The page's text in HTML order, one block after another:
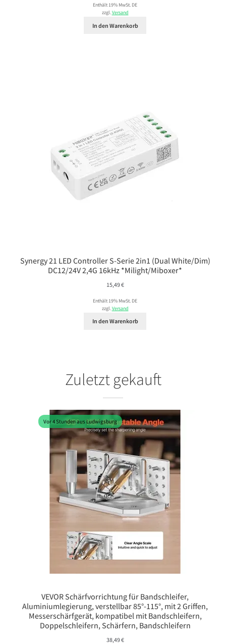
Enthält 19% MwSt. DE
zzgl.Versand
In den Warenkorb
Synergy 21 LED Controller S-Serie 2in1 (Dual White/Dim)
DC12/24V 2,4G 16kHz *Milight/Miboxer*
15,49€
Enthält 19% MwSt. DE
zzgl.Versand
In den Warenkorb
Zuletzt gekauft
Vor 4 Stunden aus Ludwigsburg
VEVOR Schärfvorrichtung für Bandschleifer,
Aluminiumlegierung, verstellbar 85°-115°, mit 2 Griffen,
Messerschärfgerät, kompatibel mit Bandschleifern,
Doppelschleifern, Schärfern, Bandschleifern
38,49€